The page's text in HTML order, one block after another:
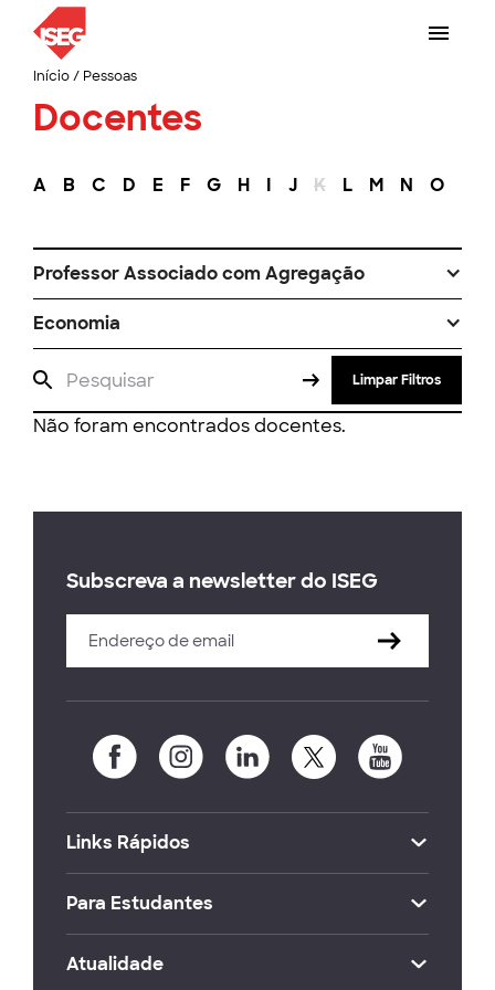
Início/ Pessoas
Docentes
A B C D E F G H I J K L M N O
Professor Associado com Agregação
Economia
Limpar Filtros
Não foram encontrados docentes.
Subscreva a newsletter do ISEG
Links Rápidos
Para Estudantes
Atualidade